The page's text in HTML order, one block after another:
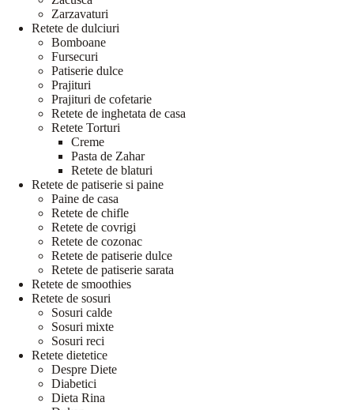
Zarzavaturi
Retete de dulciuri
Bomboane
Fursecuri
Patiserie dulce
Prajituri
Prajituri de cofetarie
Retete de inghetata de casa
Retete Torturi
Creme
Pasta de Zahar
Retete de blaturi
Retete de patiserie si paine
Paine de casa
Retete de chifle
Retete de covrigi
Retete de cozonac
Retete de patiserie dulce
Retete de patiserie sarata
Retete de smoothies
Retete de sosuri
Sosuri calde
Sosuri mixte
Sosuri reci
Retete dietetice
Despre Diete
Diabetici
Dieta Rina